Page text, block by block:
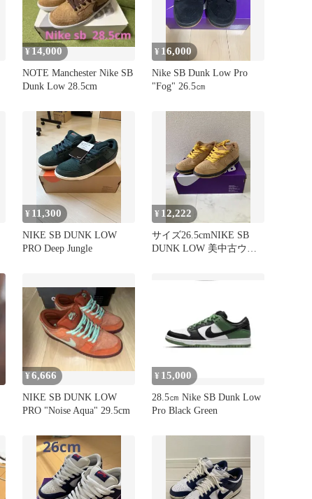
¥ 14,000
NOTE Manchester Nike SB
Dunk Low 28.5cm
¥ 16,000
Nike SB Dunk Low Pro
"Fog" 26.5㎝
¥ 11,300
NIKE SB DUNK LOW
PRO Deep Jungle
¥ 12,222
サイズ26.5cmNIKE SB
DUNK LOW 美中古ウィ
¥6,666
NIKE SB DUNK LOW
PRO "Noise Aqua" 29.5cm
¥ 15,000
28.5㎝ Nike SB Dunk Low
Pro Black Green